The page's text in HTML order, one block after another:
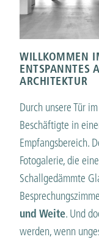
WILLKOMMEN
ENTSPANNTES
RCHITEKTUR
Durch unsere Tür
Beschäftigte in
Empfangsbereich.
Fotogalerie, die
Schallgedämmte
und Weite. Und
werden, wenn